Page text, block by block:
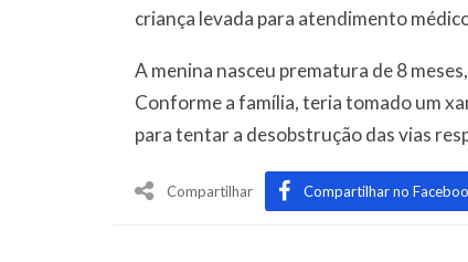
criança levada para atendimento
A menina nasceu prematura de 8
Conforme a família, teria tomado um
para tentar a desobstrução das vias
Compartilhar Compartilhar no